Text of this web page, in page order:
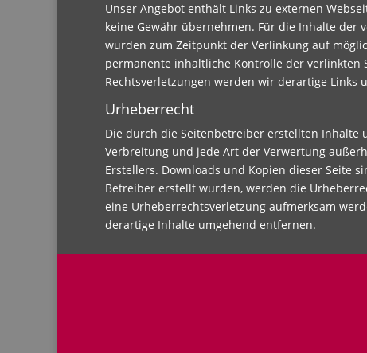
Unser Angebot enthält Links zu externen
keine Gewähr übernehmen. Für die Inhalte der
wurden zum Zeitpunkt der Verlinkung auf
permanente inhaltliche Kontrolle der verlinkten
Rechtsverletzungen werden wir derartige Links
Urheberrecht
Die durch die Seitenbetreiber erstellten Inhalte
Verbreitung und jede Art der Verwertung
Erstellers. Downloads und Kopien dieser Seite
Betreiber erstellt wurden, werden die
eine Urheberrechtsverletzung aufmerksam
derartige Inhalte umgehend entfernen.